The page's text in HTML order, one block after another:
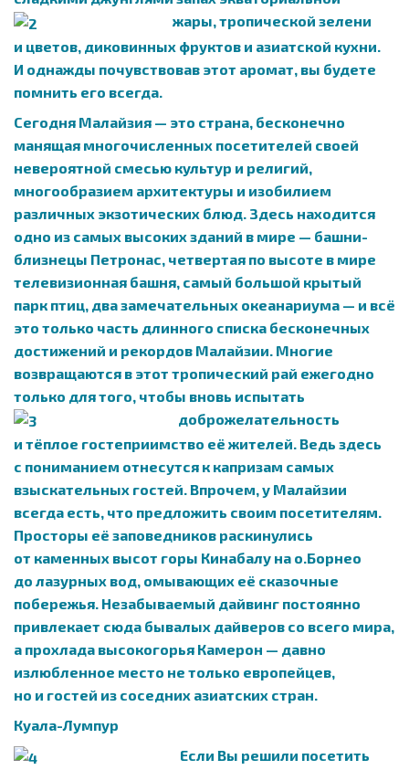
жары, тропической зелени
и цветов, диковинных фруктов и азиатской кухни.
И однажды почувствовав этот аромат, вы будете
помнить его всегда.
Сегодня Малайзия — это страна, бесконечно
манящая многочисленных посетителей своей
невероятной смесью культур и религий,
многообразием архитектуры и изобилием
различных экзотических блюд. Здесь находится
одно из самых высоких зданий в мире — башни-
близнецы Петронас, четвертая по высоте в мире
телевизионная башня, самый большой крытый
парк птиц, два замечательных океанариума — и всё
это только часть длинного списка бесконечных
достижений и рекордов Малайзии. Многие
возвращаются в этот тропический рай ежегодно
только для того, чтобы вновь испытать
доброжелательность
и тёплое гостеприимство её жителей. Ведь здесь
с пониманием отнесутся к капризам самых
взыскательных гостей. Впрочем, у Малайзии
всегда есть, что предложить своим посетителям.
Просторы её заповедников раскинулись
от каменных высот горы Кинабалу на о.Борнео
до лазурных вод, омывающих её сказочные
побережья. Незабываемый дайвинг постоянно
привлекает сюда бывалых дайверов со всего мира,
а прохлада высокогорья Камерон — давно
излюбленное место не только европейцев,
но и гостей из соседних азиатских стран.
Куала-Лумпур
Если Вы решили посетить